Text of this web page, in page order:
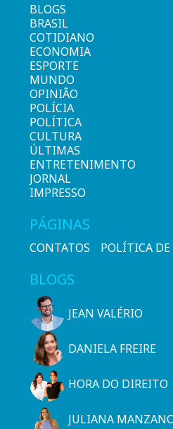
BLOGS
BRASIL
COTIDIANO
ECONOMIA
ESPORTE
MUNDO
OPINIÃO
POLÍCIA
POLÍTICA
CULTURA
ÚLTIMAS
ENTRETENIMENTO
JORNAL
IMPRESSO
PÁGINAS
CONTATOS POLÍTICA
BLOGS
JEAN VALÉRIO
DANIELA FREIRE
HORA DO DIREITO
JULIANA